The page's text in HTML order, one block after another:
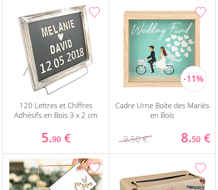
120 Lettres et Chiffres
Adhésifs en Bois 3 x 2 cm
5.90 €
Cadre Urne Boite des Mariés
en Bois
9.50 € 8.50 €